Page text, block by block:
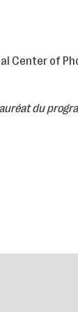
of
du